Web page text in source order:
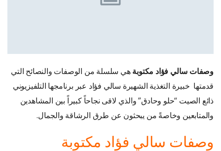
وصفات سالي فؤاد مكتوبةهي سلسلة من الوصفات والنصائح التي
قدمتها خبيرة التغذية الشهيرة سالي فؤاد عبر برنامجها التلفيزيوني
ذائع الصيت “حلو وحادق” والذي لاقى نجاحاً كبيراً بين المشاهدين
والمتابعين وخاصةً من يبحثون عن طرق الرشاقة والجمال.
وصفات سالي فؤاد مكتوبة